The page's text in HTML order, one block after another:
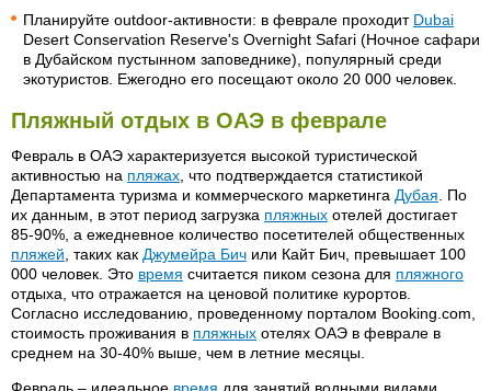
Планируйте outdoor-активности: в феврале проходит Dubai
Desert Conservation Reserve's Overnight Safari (Ночное сафари
в Дубайском пустынном заповеднике), популярный среди
экотуристов. Ежегодно его посещают около 20 000 человек.
Пляжный отдых в ОАЭ в феврале
Февраль в ОАЭ характеризуется высокой туристической
активностью на пляжах , что подтверждается статистикой
Департамента туризма и коммерческого маркетинга Дубая . По
их данным, в этот период загрузка пляжных отелей достигает
85-90%, а ежедневное количество посетителей общественных
пляжей , таких как Джумейра Бич или Кайт Бич, превышает 100
000 человек. Это время считается пиком сезона для пляжного
отдыха, что отражается на ценовой политике курортов.
Согласно исследованию, проведенному порталом Booking.com,
стоимость проживания в пляжных отелях ОАЭ в феврале в
среднем на 30-40% выше, чем в летние месяцы.